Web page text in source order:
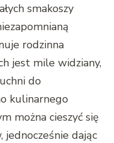
smakoszy
rodzinna
jest mile widziany,
do
kulinarnego
można cieszyć się
dając